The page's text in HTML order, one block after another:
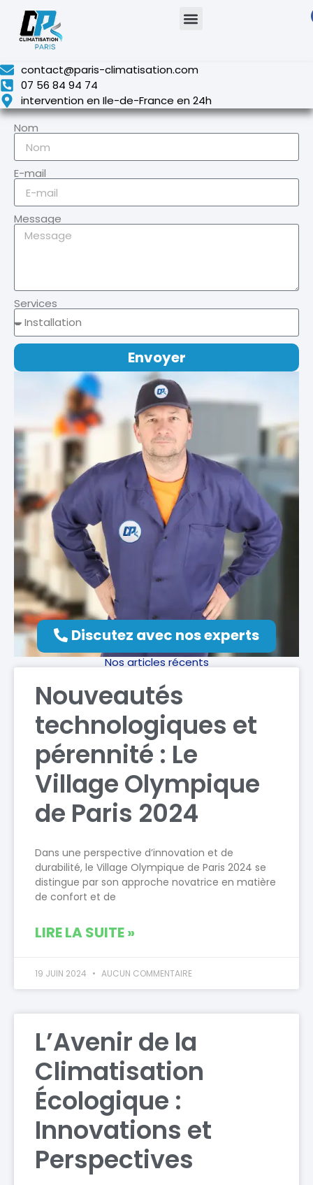
contact@paris-climatisation.com
07 56 84 94 74
intervention en Ile-de-France en 24h
Nom
E-mail
Message
Services
Envoyer
Discutez avec nos experts
Nos articles récents
Nouveautés
technologiques et
pérennité : Le
Village Olympique
de Paris 2024
Dans une perspective d’innovation et de
durabilité, le Village Olympique de Paris 2024 se
distingue par son approche novatrice en matière
de confort et de
LIRE LA SUITE »
19 JUIN 2024 AUCUN COMMENTAIRE
L’Avenir de la
Climatisation
Écologique :
Innovations et
Perspectives